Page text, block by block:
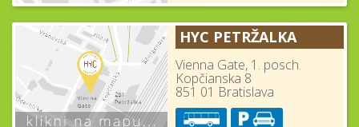
HYC PETRŽALKA
Vienna Gate, 1. posch.
Kopčianska 8
851 01 Bratislava